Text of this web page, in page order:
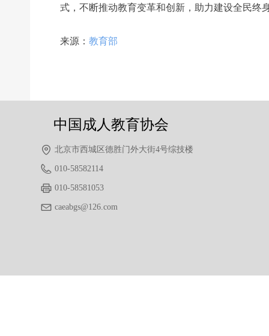
前一个： 无
式，不断推动教育变革和创新，助力建设全民终
来源： 教育部
北京市西城区德胜门外大街4号综技楼
010-58582114
010-58581053
caeabgs@126.com
中国成人教育协会